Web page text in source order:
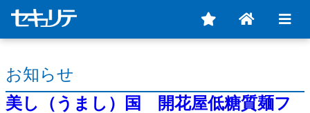
お知らせ
美し（うまし）国 開花屋低糖質麺フ